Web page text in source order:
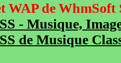
WAP de WhmSoft
- Musique,
de Musique